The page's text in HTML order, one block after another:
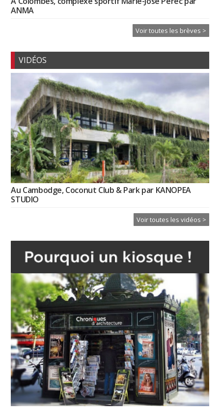
ANMA
Voir toutes les brèves >
VIDÉOS
Au Cambodge, Coconut Club & Park par KANOPEA
STUDIO
Voir toutes les vidéos >